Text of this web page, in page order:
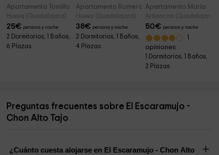
Apartamento Tomillo
Hueva (Guadalajara)
25€ persona y noche
2 Dormitorios, 1 Baños,
6 Plazas
Apartamento Romero
Hueva (Guadalajara)
38€ persona y noche
2 Dormitorios, 1 Baños,
4 Plazas
Apartamento María
Arbancon (Guadalajara)
50€ persona y noche
opiniones
1 Dormitorios, 1 Baños,
2 Plazas
Preguntas frecuentes sobre El Escaramujo -
Chon Alto Tajo
¿Cuánto cuesta alojarse en El Escaramujo - Chon Alto